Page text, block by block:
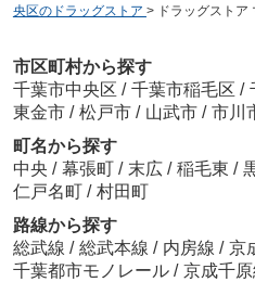
央区のドラッグストア > ドラッグスト
市区町村から探す
千葉市中央区 / 千葉市稲毛区 /
東金市 / 松戸市 / 山武市 / 市川
町名から探す
中央 / 幕張町 / 末広 / 稲毛東 /
仁戸名町 / 村田町
路線から探す
総武線 / 総武本線 / 内房線 / 京
千葉都市モノレール / 京成千原